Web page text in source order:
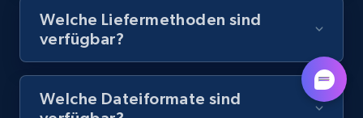
URL, Post id, Description, Create time, Digg
Welche Liefermethoden sind
verfügbar?
Welche Dateiformate sind